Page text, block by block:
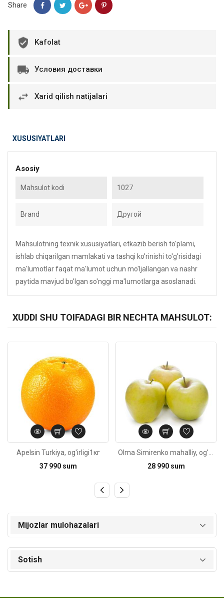
Share
Kafolat
Условия доставки
Xarid qilish natijalari
XUSUSIYATLARI
Asosiy
Mahsulot kodi 1027
Brand Другой
Mahsulotning texnik xususiyatlari, etkazib berish to'plami,
ishlab chiqarilgan mamlakati va tashqi ko'rinishi to'g'risidagi
ma'lumotlar faqat ma'lumot uchun mo'ljallangan va nashr
paytida mavjud bo'lgan so'nggi ma'lumotlarga asoslanadi.
XUDDI SHU TOIFADAGI BIR NECHTA MAHSULOT:
Apelsin Turkiya, og'irligi1кг
37 990 sum
28 990 sum
Mijozlar mulohazalari
Sotish